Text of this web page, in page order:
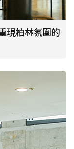
現柏林氛圍的